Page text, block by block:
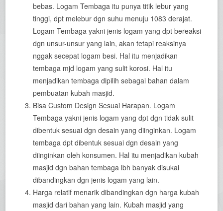
bebas. Logam Tembaga itu punya titik lebur yang
tinggi, dpt melebur dgn suhu menuju 1083 derajat.
Logam Tembaga yakni jenis logam yang dpt bereaksi
dgn unsur-unsur yang lain, akan tetapi reaksinya
nggak secepat logam besi. Hal itu menjadikan
tembaga mjd logam yang sulit korosi. Hal itu
menjadikan tembaga dipilih sebagai bahan dalam
pembuatan kubah masjid.
Bisa Custom Design Sesuai Harapan. Logam
Tembaga yakni jenis logam yang dpt dgn tidak sulit
dibentuk sesuai dgn desain yang diinginkan. Logam
tembaga dpt dibentuk sesuai dgn desain yang
diinginkan oleh konsumen. Hal itu menjadikan kubah
masjid dgn bahan tembaga lbh banyak disukai
dibandingkan dgn jenis logam yang lain.
Harga relatif menarik dibandingkan dgn harga kubah
masjid dari bahan yang lain. Kubah masjid yang